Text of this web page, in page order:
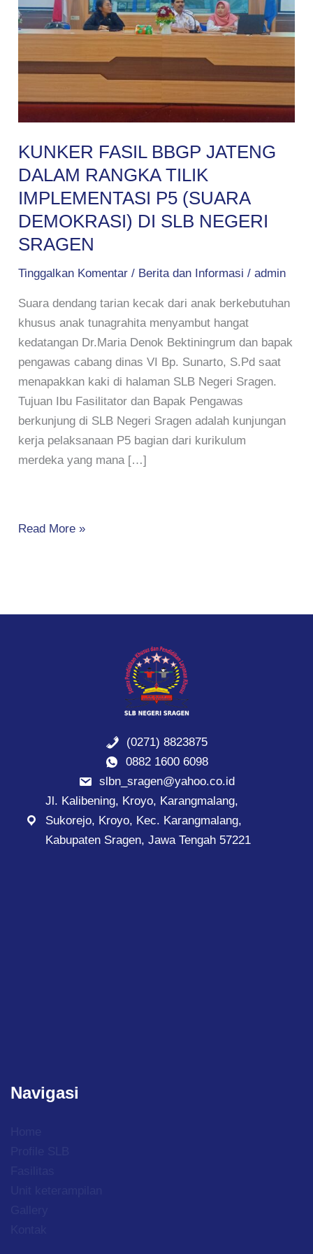
KUNKER FASIL BBGP JATENG
DALAM RANGKA TILIK
IMPLEMENTASI P5 (SUARA
DEMOKRASI) DI SLB NEGERI
SRAGEN
Tinggalkan Komentar / Berita dan Informasi /admin
Suara dendang tarian kecak dari anak berkebutuhan
khusus anak tunagrahita menyambut hangat
kedatangan Dr.Maria Denok Bektiningrum dan bapak
pengawas cabang dinas VI Bp. Sunarto, S.Pd saat
menapakkan kaki di halaman SLB Negeri Sragen.
Tujuan Ibu Fasilitator dan Bapak Pengawas
berkunjung di SLB Negeri Sragen adalah kunjungan
kerja pelaksanaan P5 bagian dari kurikulum
merdeka yang mana […]
RANGKA
IMPLEMENTASI
(SUARA
DEMOKRASI)
SLB
NEGERI
SRAGEN
Read More »
(0271) 8823875
0882 1600 6098
slbn_sragen@yahoo.co.id
Jl. Kalibening, Kroyo, Karangmalang,
Sukorejo, Kroyo, Kec. Karangmalang,
Kabupaten Sragen, Jawa Tengah 57221
Navigasi